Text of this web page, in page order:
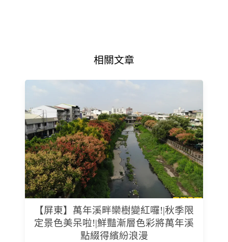
相關文章
【屏東】萬年溪畔欒樹變紅囉!|秋季限
定景色美呆啦!|鮮豔漸層色彩將萬年溪
點綴得繽紛浪漫